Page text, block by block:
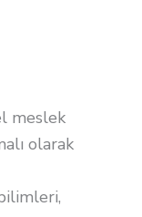
meslek
olarak